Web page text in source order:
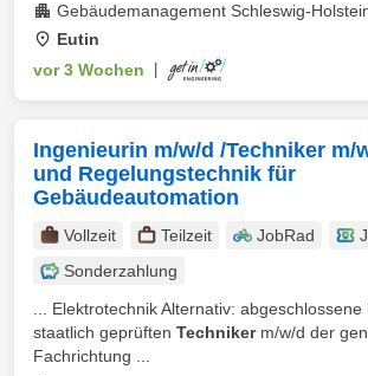
Gebäudemanagement Schleswig-
Eutin
vor 3 Wochen
Ingenieurin m/w/d /Techniker m/
und Regelungstechnik für
Gebäudeautomation
Vollzeit Teilzeit JobRad
Sonderzahlung
... Elektrotechnik Alternativ:
staatlich geprüften Technikerm/w/d der
Fachrichtung ...